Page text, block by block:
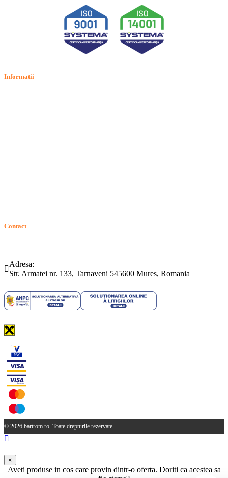
Informatii
Contact
Adresa:
Str. Armatei nr. 133, Tarnaveni 545600 Mures, Romania
© 2026 bartrom.ro. Toate drepturile rezervate
×
Aveti produse in cos care provin dintr-o oferta. Doriti ca acestea sa